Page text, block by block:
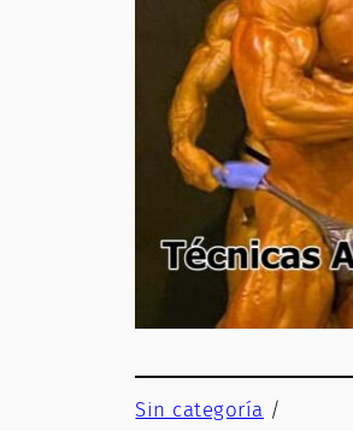
Sin categoría /